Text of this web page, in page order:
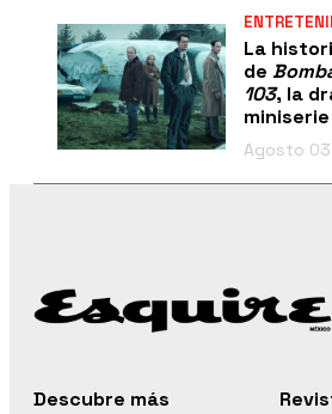
La
de
103, la
Agosto
Descubre más